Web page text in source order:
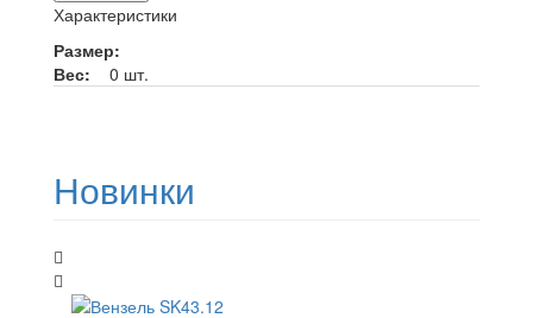
Характеристики
Размер:
Вес:
0 шт.
Новинки